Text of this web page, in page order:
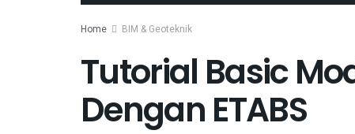
Home BIM & Geoteknik
Tutorial Basic
Dengan ETABS